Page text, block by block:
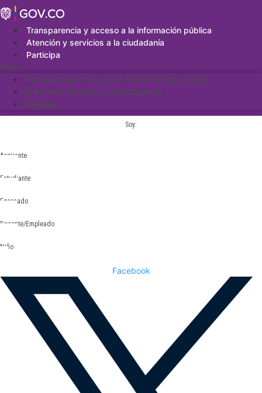
Saltar
al
contenidoTransparencia y acceso a la información pública
Atención y servicios a la ciudadanía
Participa
Menu
Transparencia y acceso a la información pública
Atención y servicios a la ciudadanía
Participa
Soy:
Aspirante
Estudiante
Egresado
Docente/Empleado
Niño
Facebook